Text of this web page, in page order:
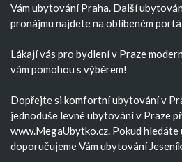
Vám ubytování Praha . Další
pronájmu najdete na oblíbeném
Lákají vás pro bydlení v Praze
vám pomohou s výběrem!
Dopřejte si komfortníubytování v
jednoduše levné ubytování v Praze
www.MegaUbytko.cz. Pokud
doporučujeme Vám ubytování